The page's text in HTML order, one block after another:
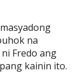
na
Fredo ang
kainin ito.